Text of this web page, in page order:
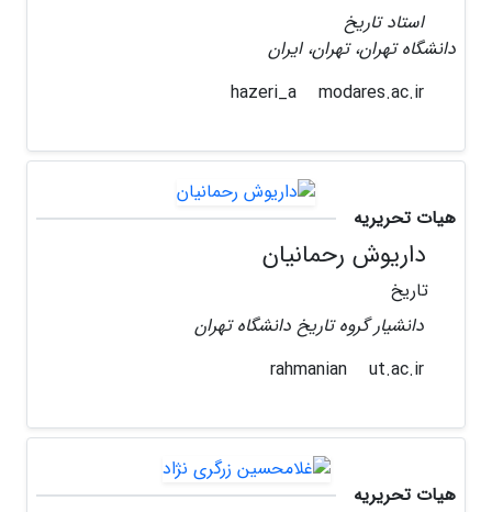
استاد تاریخ
دانشگاه تهران، تهران، ایران
modares.ac.ir
هیات تحریریه
داریوش رحمانیان
تاریخ
دانشیار گروه تاریخ دانشگاه تهران
ut.ac.ir
هیات تحریریه